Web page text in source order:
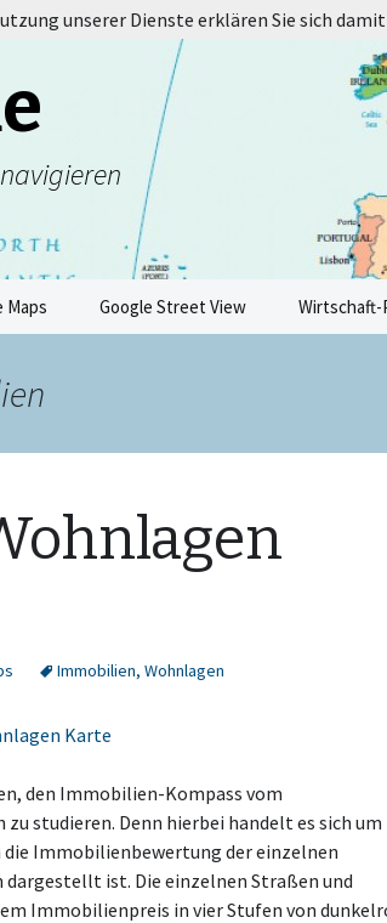
Maps Google Street View
Immobilien, Wohnlagen
den Immobilien-Kompass vom
studieren. Denn hierbei handelt es sich um
Immobilienbewertung der einzelnen
ist. Die einzelnen Straßen und
Immobilienpreis in vier Stufen von
unserer Dienste erklären Sie sich